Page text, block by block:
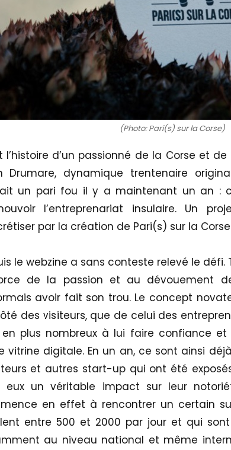
(Photo: Pari(s) sur la Corse)
l’histoire d’un passionné de la Corse et
Drumare, dynamique trentenaire
un pari fou il y a maintenant un an :
l’entreprenariat insulaire. Un
par la création de Pari(s) sur la
le webzine a sans conteste relevé le
de la passion et au dévouement
avoir fait son trou. Le concept
des visiteurs, que de celui des
en plus nombreux à lui faire confiance
vitrine digitale. En un an, ce sont ainsi
et autres start-up qui ont été
eux un véritable impact sur leur
en effet à rencontrer un certain
entre 500 et 2000 par jour et qui
au niveau national et même